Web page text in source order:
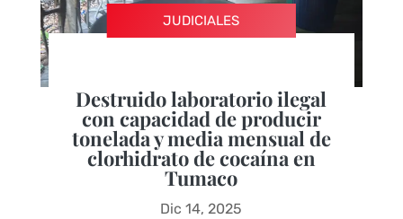
JUDICIALES
Destruido laboratorio ilegal
con capacidad de producir
tonelada y media mensual de
clorhidrato de cocaína en
Tumaco
Dic 14, 2025